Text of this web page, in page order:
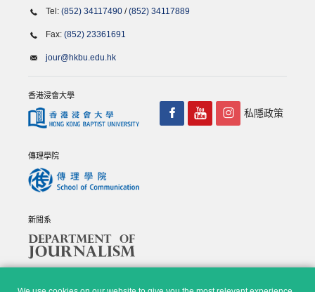
Tel: (852) 34117490 /(852) 34117889
Fax: (852) 23361691
jour@hkbu.edu.hk
香港浸會大學
傳理學院
新聞系
私隱政策